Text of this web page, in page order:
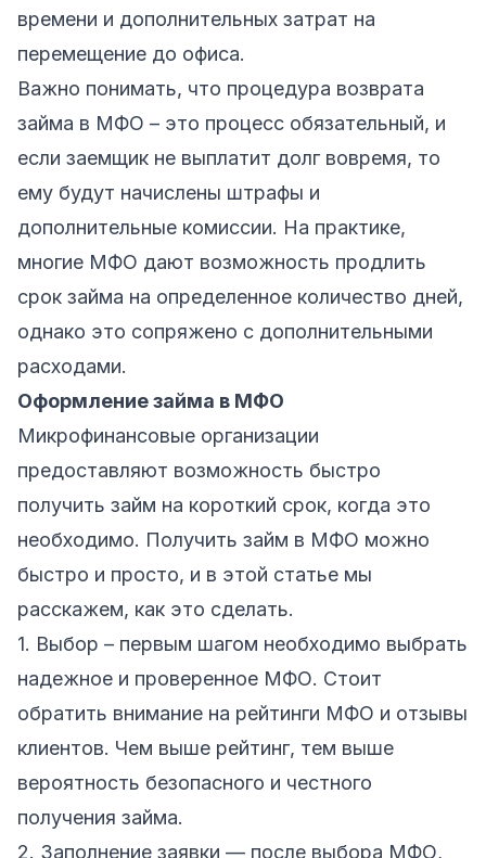
времени и дополнительных затрат на
перемещение до офиса.
Важно понимать, что процедура возврата
займа в МФО – это процесс обязательный, и
если заемщик не выплатит долг вовремя, то
ему будут начислены штрафы и
дополнительные комиссии. На практике,
многие МФО дают возможность продлить
срок займа на определенное количество дней,
однако это сопряжено с дополнительными
расходами.
Оформление займа в МФО
Микрофинансовые организации
предоставляют возможность быстро
получить займ на короткий срок, когда это
необходимо. Получить займ в МФО можно
быстро и просто, и в этой статье мы
расскажем, как это сделать.
1. Выбор – первым шагом необходимо выбрать
надежное и проверенное МФО. Стоит
обратить внимание на рейтинги МФО и отзывы
клиентов. Чем выше рейтинг, тем выше
вероятность безопасного и честного
получения займа.
2. Заполнение заявки — после выбора МФО,